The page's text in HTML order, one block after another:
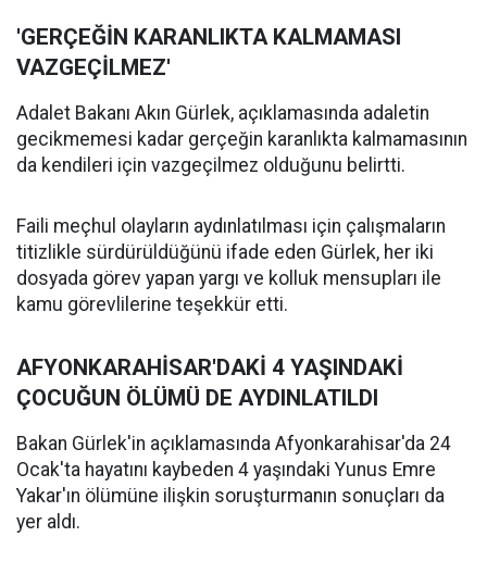
'GERÇEĞİN KARANLIKTA KALMAMASI
VAZGEÇİLMEZ'
Adalet Bakanı Akın Gürlek, açıklamasında adaletin
gecikmemesi kadar gerçeğin karanlıkta kalmamasının
da kendileri için vazgeçilmez olduğunu belirtti.
Faili meçhul olayların aydınlatılması için çalışmaların
titizlikle sürdürüldüğünü ifade eden Gürlek, her iki
dosyada görev yapan yargı ve kolluk mensupları ile
kamu görevlilerine teşekkür etti.
AFYONKARAHİSAR'DAKİ 4 YAŞINDAKİ
ÇOCUĞUN ÖLÜMÜ DE AYDINLATILDI
Bakan Gürlek'in açıklamasında Afyonkarahisar'da 24
Ocak'ta hayatını kaybeden 4 yaşındaki Yunus Emre
Yakar'ın ölümüne ilişkin soruşturmanın sonuçları da
yer aldı.